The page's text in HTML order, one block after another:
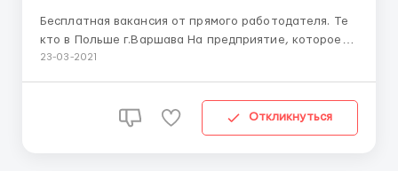
Бесплатная вакансия от прямого работодателя. Те
кто в Польше г.Варшава На предприятие, которое
занимается изготовлением металлических боксов,
систем вентиляции помещений; - Установщики
23-03-2021
Откликнуться